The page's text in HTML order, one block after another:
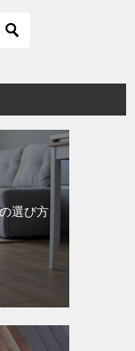
選び方